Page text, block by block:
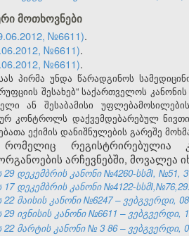
მოთხოვნები
№6611).
№6611).
№6611).
პირმა უნდა წარადგინოს
შესახებ“ საქართველოს
ან შესაბამისი
კონტროლს დაქვემდებარებულ
ექიმის დანიშნულების გარეშე
რომელიც
არჩევნებში,
დეკემბრის კანონი №4260-სსმI, №51,
დეკემბრის კანონი №4122-
მაისის კანონი №6247 – ვებგვერდი,
ივნისის კანონი №6611 – ვებგვერდი,
22 მარტის კანონი № 3 86 – ვებგვერდი,